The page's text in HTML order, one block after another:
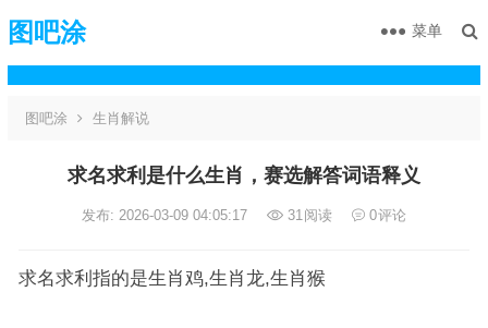
图吧涂 菜单
图吧涂 生肖解说
求名求利是什么生肖，赛选解答词语释义
发布: 2026-03-09 04:05:17 31阅读 0评论
求名求利指的是生肖鸡,生肖龙,生肖猴